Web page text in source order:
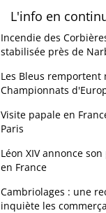
L'info en
Incendie des
stabilisée près de
Les Bleus remportent
Championnats
Visite papale en
Paris
Léon XIV annonce
en France
Cambriolages : une
inquiète les